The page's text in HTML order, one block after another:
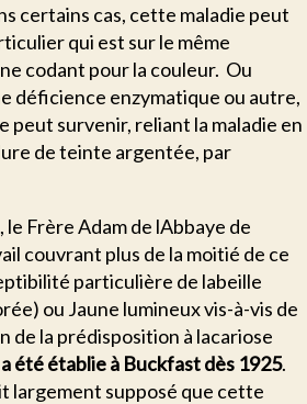
certains cas, cette maladie peut
qui est sur le même
codant pour la couleur. Ou
déficience enzymatique ou autre,
peut survenir, reliant la maladie en
de teinte argentée, par
le Frère Adam de lAbbaye de
couvrant plus de la moitié de ce
particulière de labeille
ou Jaune lumineux vis-à-vis de
de la prédisposition à lacariose
a été établie à Buckfast dès 1925.
largement supposé que cette